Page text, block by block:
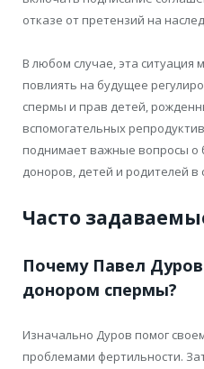
отказе от претензий на
В любом случае, эта ситуация
повлиять на будущее
спермы и прав детей,
вспомогательных
поднимает важные вопросы о
доноров, детей и родителей
Часто
Почему Павел
донором спермы?
Изначально Дуров помог
проблемами фертильности.